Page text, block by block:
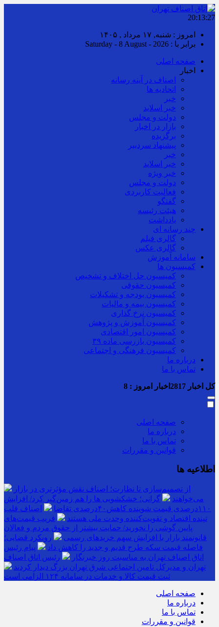
20:13:27
امروز : شنبه, ۱۷ مرداد , ۱۴۰۵
برابر با : Saturday - 8 August - 2026
صفحه اصلی
اخبار
اصناف در آینه رسانه
اتحادیه ها
خبر
خبر اسلايد
دولت و مجلس
بازار در اخبار
برگزیده
پیشنهاد سردبیر
خبر
خبر اسلايد
خبر ویژه
دولت و مجلس
فعالیت کاربردی
گفتگو
هیئت رئیسه
یادداشت
چند رسانه ای
گالری فیلم
گالری عکس
سامانه آموزش
کمیسیون ها
کمیسیون حل اختلاف و تشخیص
کمیسیون حقوقی
کمیسیون بودجه و تشکیلات
کمیسیون بیمه و مالیات
کمیسیون نرخ گذاری
کمیسیون آموزش و پژوهش
کمیسیون امور اقتصادی
کمیسیون بازرسی ماده ۳۹
کمیسیون فرهنگی و اجتماعی
درباره ما
تماس با ما
کل اخبار اخبار امروز : 8
صفحه اصلی
درباره ما
تماس با ما
قوانین و مقررات
اطلاعیه ها
از تصمیم‌سازی تا نظارت؛ اصناف نقش مؤثرتری در بازار
می‌خواهند
گرانی؛ خشکشویی‌ ها را هم زمین‌گیر کرد/ افزایش
۱۱۰درصدی قیمت شوینده کاهش۴۰درصدی تقاضا
اصناف قلب
تپنده اقتصاد و تقویت‌کننده وحدت ملی هستند
فریب قیمت‌های
پایین گوشی را نخورید/ حمایت بیشتر از حقوق مردم و فعالان
قانونمند بازار با افزایش سهم خریدهای رسمی
رویکرد قضایی؛
فاصله قیمت سکه طرح قدیم و جدید را کاهش داد
پیام رئیس
اتاق اصناف تهران به مناسبت روز خبرنگار
رئیس اتاق اصناف
تهران و مدیرکل تامین اجتماعی شرق تهران بزرگ دیدار کردند
ثبت قیمت کالا و خدمات در سامانه ۱۲۴ الزامی است
صفحه اصلی
درباره ما
تماس با ما
قوانین و مقررات